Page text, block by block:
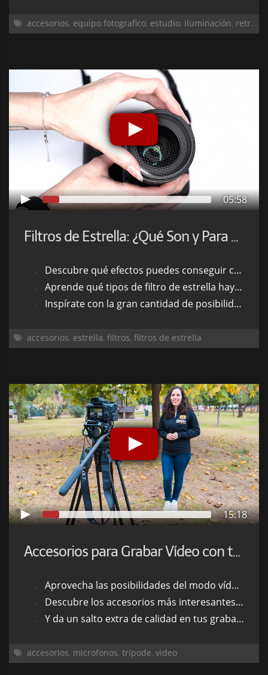
accesorios, equipo fotografico, estudio, iluminación, retrato
05:58
Filtros de Estrella: ¿Qué Son y Para Qué Sirven?
Descubre qué efectos puedes conseguir con un filtro de estrella
Aprende qué tipos de filtro de estrella hay y cómo usarlos
Inspírate con la gran cantidad de posibilidades que te mostramos
accesorios, estrella, filtros, filtros de estrella
15:18
Accesorios para Grabar Vídeo con tu Cámara de Fotos
Aprovecha las posibilidades del modo vídeo de tu cámara de fotos
Descubre los accesorios más interesantes para grabar vídeo
Y da un salto extra de calidad en tus grabaciones
accesorios, microfonos, trípode, video